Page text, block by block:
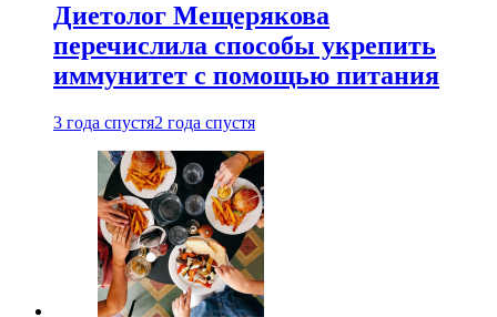
Диетолог Мещерякова
перечислила способы укрепить
иммунитет с помощью питания
3 года спустя2 года спустя